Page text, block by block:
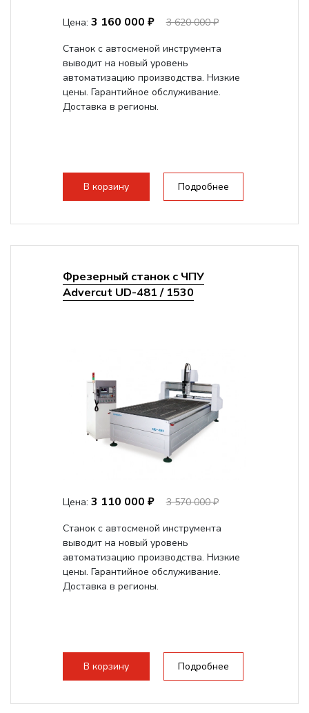
Цена: 3 160 000 ₽
3 620 000 ₽
Станок с автосменой инструмента
выводит на новый уровень
автоматизацию производства. Низкие
цены. Гарантийное обслуживание.
Доставка в регионы.
В корзину Подробнее
Фрезерный станок с ЧПУ
Advercut UD-481 / 1530
Цена: 3 110 000 ₽
3 570 000 ₽
Станок с автосменой инструмента
выводит на новый уровень
автоматизацию производства. Низкие
цены. Гарантийное обслуживание.
Доставка в регионы.
В корзину Подробнее